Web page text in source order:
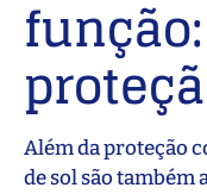
Além da proteção
de sol são também